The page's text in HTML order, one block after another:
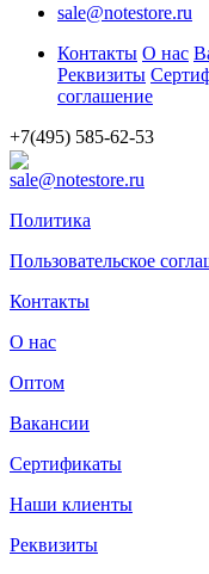
sale@notestore.ru
Контакты О нас
Реквизиты
соглашение
+7(495) 585-62-53
sale@notestore.ru
Политика
Пользовательское
Контакты
О нас
Оптом
Вакансии
Сертификаты
Наши клиенты
Реквизиты